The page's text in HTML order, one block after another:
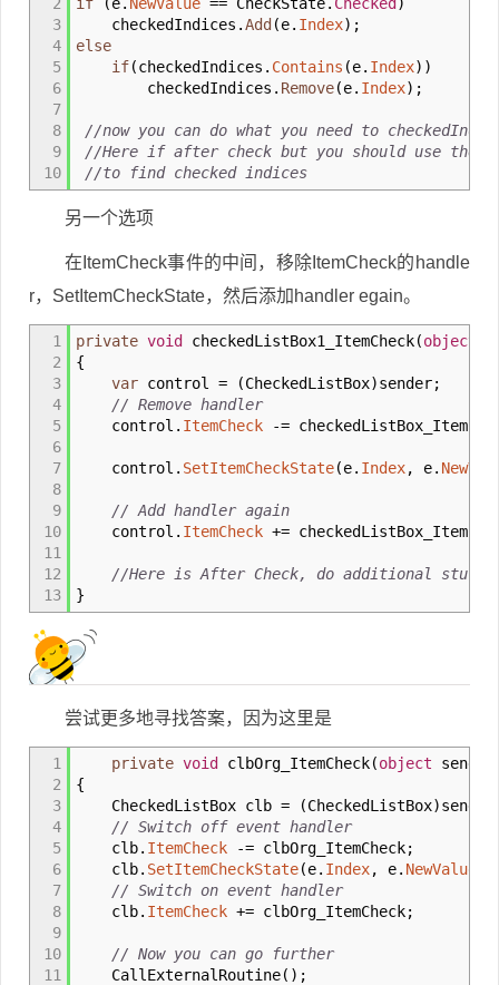
3
4
5
6
7
8
9
10
checkedIndices .Add (e. Index) ;
else
if(checkedIndices . Contains (e. Index) )
checkedIndices . Remove(e. Index) ;
//now you can do what you need to
//Here if after check but you should use the
//to find checked indices
另一个选项
在ItemCheck事件的中间，移除ItemCheck的handle
r，SetItemCheckState，然后添加handler egain。
1
2
3
4
5
6
7
8
9
10
11
12
13
private void checkedListBox1_ItemCheck(object
{
var control = (CheckedListBox)sender;
// Remove handler
control . ItemCheck -=
control . SetItemCheckState(e. Index, e.
// Add handler again
control . ItemCheck +=
//Here is After Check, do additional
}
尝试更多地寻找答案，因为这里是
1
2
3
4
5
6
7
8
9
10
11
private void clbOrg_ItemCheck(object
{
CheckedListBox clb = (CheckedListBox)sender
// Switch off event handler
clb. ItemCheck -= clbOrg_ItemCheck;
clb. SetItemCheckState(e. Index, e. NewValue
// Switch on event handler
clb. ItemCheck += clbOrg_ItemCheck;
// Now you can go further
CallExternalRoutine( ) ;